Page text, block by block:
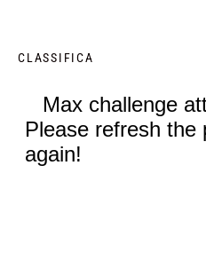
CLASSIFICA